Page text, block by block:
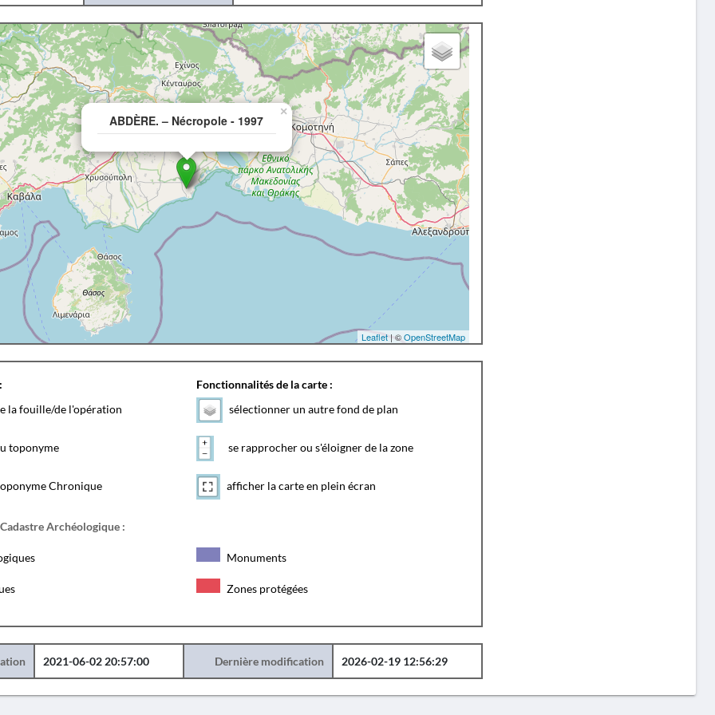
ABDÈRE. – Nécropole - 1997
×
Leaflet| ©OpenStreetMap
la fouille/de l'opération
toponyme
Chronique
Fonctionnalités de la carte :
sélectionner un autre fond de plan
se rapprocher ou s'éloigner de la zone
afficher la carte en plein écran
Archéologique :
Monuments
Zones protégées
2021-06-02 20:57:00 Dernière modification 2026-02-19 12:56:29